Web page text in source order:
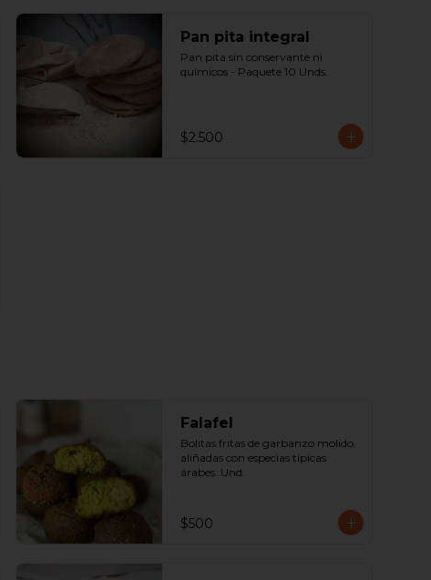
Pan pita integral
Pan pita sin conservante ni
químicos - Paquete 10 Unds.
$2.500
Falafel
Bolitas fritas de garbanzo molido,
aliñadas con especias típicas
árabes. Und.
$500